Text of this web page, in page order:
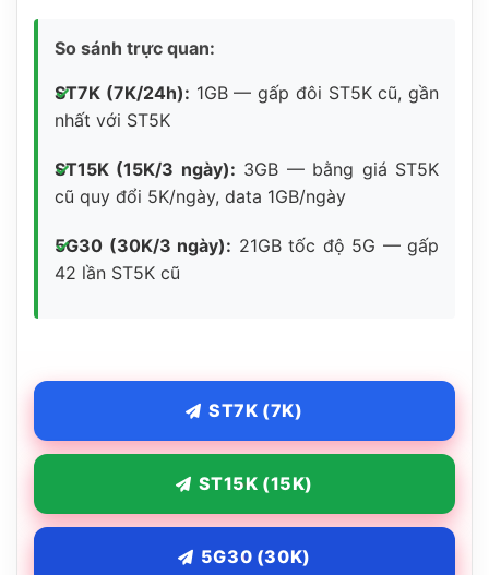
So sánh trực quan:
ST7K (7K/24h): 1GB — gấp đôi ST5K cũ, gần
nhất với ST5K
ST15K (15K/3 ngày): 3GB — bằng giá ST5K
cũ quy đổi 5K/ngày, data 1GB/ngày
5G30 (30K/3 ngày): 21GB tốc độ 5G — gấp
42 lần ST5K cũ
ST7K (7K)
ST15K (15K)
5G30 (30K)